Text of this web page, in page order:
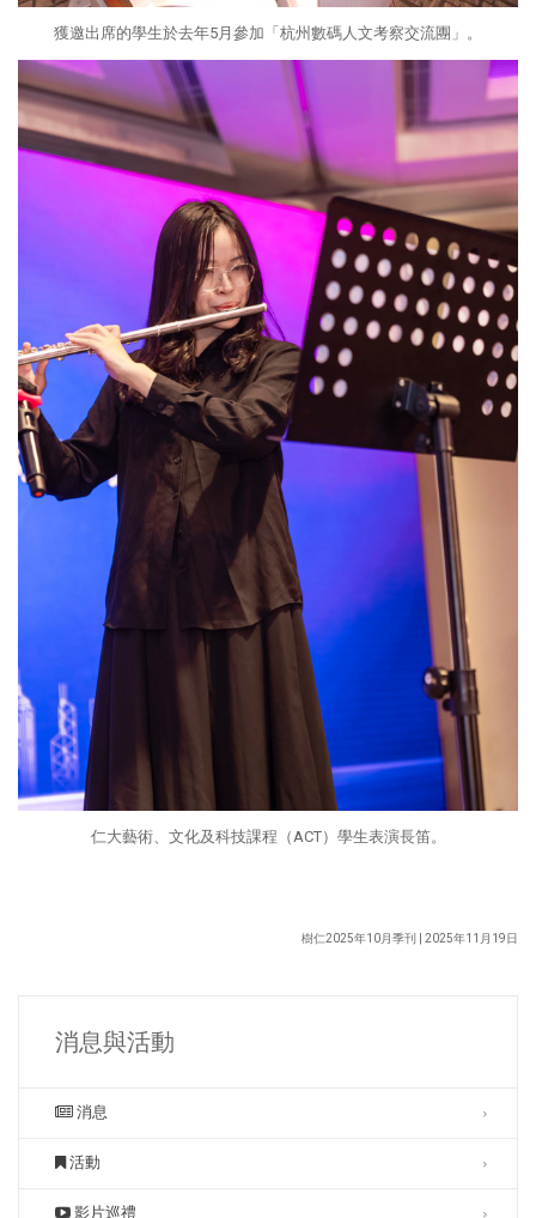
獲邀出席的學生於去年5月參加「杭州數碼人文考察交流團」。
仁大藝術、文化及科技課程（ACT）學生表演長笛。
樹仁2025年10月季刊 | 2025年11月19日
消息與活動
消息
活動
影片巡禮